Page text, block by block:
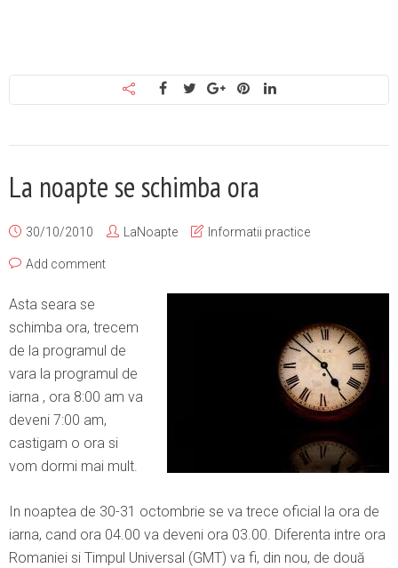
La noapte se schimba ora
30/10/2010 LaNoapte Informatii practice
Add comment
Asta seara se
schimba ora, trecem
de la programul de
vara la programul de
iarna , ora 8:00 am va
deveni 7:00 am,
castigam o ora si
vom dormi mai mult.
In noaptea de 30-31 octombrie se va trece oficial la ora de
iarna, cand ora 04.00 va deveni ora 03.00. Diferenta intre ora
Romaniei si Timpul Universal (GMT) va fi, din nou, de două